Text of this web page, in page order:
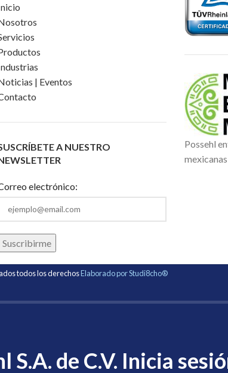
| Eventos
A NUESTRO
electrónico:
Possehl
mexicanas
todos los derechosElaborado por Studi8cho®
S.A. de C.V. Inicia